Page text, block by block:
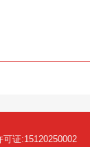
证:15120250002